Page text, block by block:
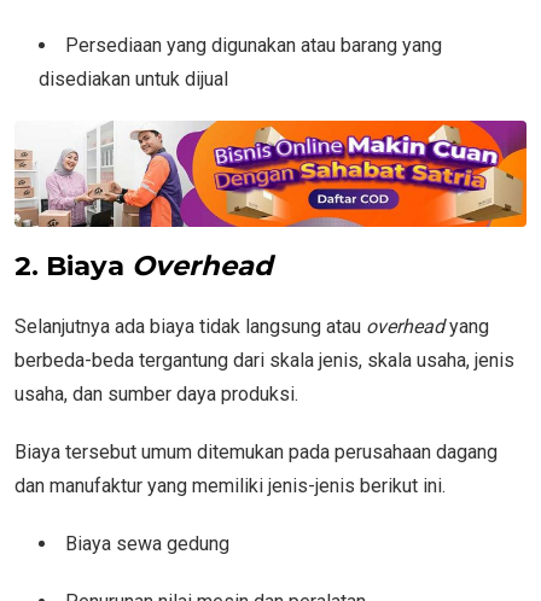
Persediaan yang digunakan atau barang yang
disediakan untuk dijual
2. Biaya Overhead
Selanjutnya ada biaya tidak langsung atau overheadyang
berbeda-beda tergantung dari skala jenis, skala usaha, jenis
usaha, dan sumber daya produksi.
Biaya tersebut umum ditemukan pada perusahaan dagang
dan manufaktur yang memiliki jenis-jenis berikut ini.
Biaya sewa gedung